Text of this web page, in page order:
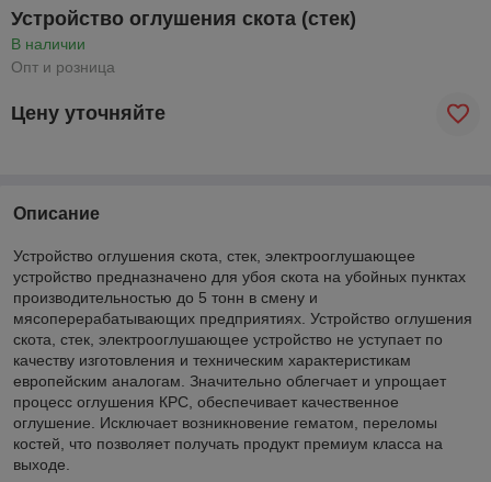
Устройство оглушения скота (стек)
В наличии
Опт и розница
Цену уточняйте
Описание
Устройство оглушения скота, стек, электрооглушающее
устройство предназначено для убоя скота на убойных пунктах
производительностью до 5 тонн в смену и
мясоперерабатывающих предприятиях. Устройство оглушения
скота, стек, электрооглушающее устройство не уступает по
качеству изготовления и техническим характеристикам
европейским аналогам. Значительно облегчает и упрощает
процесс оглушения КРС, обеспечивает качественное
оглушение. Исключает возникновение гематом, переломы
костей, что позволяет получать продукт премиум класса на
выходе.